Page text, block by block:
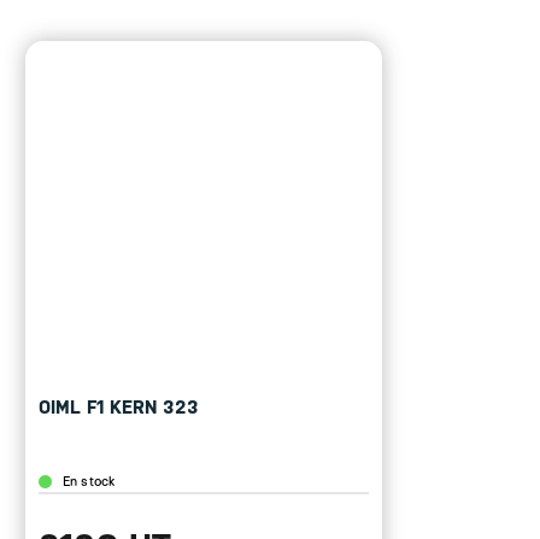
OIML F1 KERN 323
En stock